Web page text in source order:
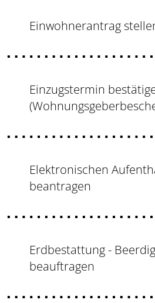
Einwohnerantrag
Einzugstermin
Elektronischen
beantragen
Erdbestattung -
beauftragen